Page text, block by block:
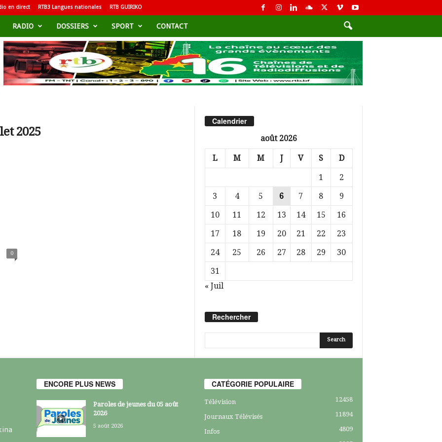
en direct RTB3 Langues nationales RTB GUIRIKO
RADIO DOSSIERS SPORT CONTACT
2025
0
Calendrier
août 2026
L M M J V S D
1
2
3
4 5 6 7 8
9
10
11 12 13 14 15
16
17
18 19 20 21 22
23
24
25 26 27 28 29
30
31
« Juil
Rechercher
ENCORE PLUS NEWS
Paroles de jeunes du 05 août
2026
5 août 2026
CATÉGORIE POPULAIRE
Télévision 12458
Journaux Télévisés 11894
Infos
4809